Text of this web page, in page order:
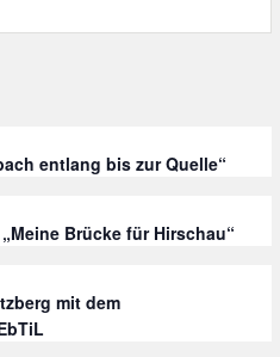
entlang bis zur Quelle“
Brücke für Hirschau“
mit dem